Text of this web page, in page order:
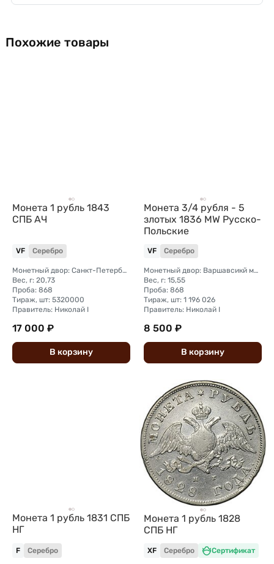
Похожие товары
Монета 1 рубль 1843
СПБ АЧ
VF Серебро
Монетный двор: Санкт-Петербургский монетный двор
Вес, г: 20,73
Проба: 868
Тираж, шт: 5320000
Правитель: Николай I
17 000 ₽
В корзину
Монета 3/4 рубля - 5
злотых 1836 МW Русско-
Польские
VF Серебро
Монетный двор: Варшавсикй монетный двор (Польша)
Вес, г: 15,55
Проба: 868
Тираж, шт: 1 196 026
Правитель: Николай I
8 500 ₽
В корзину
Монета 1 рубль 1831 СПБ
НГ
F Серебро
Монета 1 рубль 1828
СПБ НГ
XF Серебро Сертификат